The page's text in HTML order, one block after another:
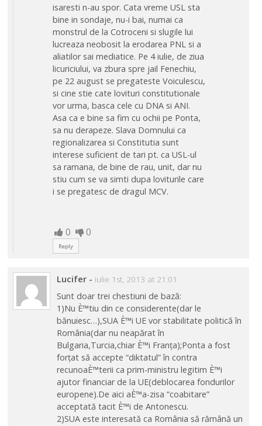
isaresti n-au spor. Cata vreme USL sta
bine in sondaje, nu-i bai, numai ca
monstrul de la Cotroceni si slugile lui
lucreaza neobosit la erodarea PNL si a
aliatilor sai mediatice. Pe 4 iulie, de ziua
licuriciului, va zbura spre jail Fenechiu,
pe 22 august se pregateste Voiculescu,
si cine stie cate lovituri constitutionale
vor urma, basca cele cu DNA si ANI.
Asa ca e bine sa fim cu ochii pe Ponta,
sa nu derapeze. Slava Domnului ca
regionalizarea si Constitutia sunt
interese suficient de tari pt. ca USL-ul
sa ramana, de bine de rau, unit, dar nu
stiu cum se va simti dupa loviturile care
i se pregatesc de dragul MCV.
0 0
Reply
Lucifer - iulie 1st, 2013 at 21:01
Sunt doar trei chestiuni de bază:
1)Nu È™tiu din ce considerente(dar le
bănuiesc…),SUA È™i UE vor stabilitate politică în
România(dar nu neapărat în
Bulgaria,Turcia,chiar È™i Franța);Ponta a fost
forțat să accepte “diktatul” în contra
recunoaÈ™terii ca prim-ministru legitim È™i
ajutor financiar de la UE(deblocarea fondurilor
europene).De aici aÈ™a-zisa “coabitare”
acceptată tacit È™i de Antonescu.
2)SUA este interesată ca România să rămână un